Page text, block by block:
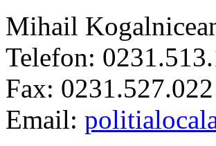
Mihail
Telefon:
Fax: 0231.527.022
Email: